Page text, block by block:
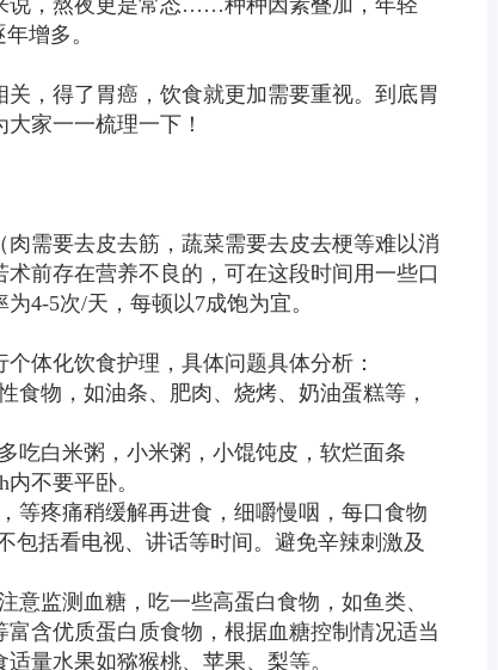
说，熬夜更是常态……种种因素叠加，年轻
增多。
，得了胃癌，饮食就更加需要重视。到底胃
家一一梳理一下！
需要去皮去筋，蔬菜需要去皮去梗等难以消
前存在营养不良的，可在这段时间用一些口
4-5次/天，每顿以7成饱为宜。
体化饮食护理，具体问题具体分析：
食物，如油条、肥肉、烧烤、奶油蛋糕等，
吃白米粥，小米粥，小馄饨皮，软烂面条
不要平卧。
等疼痛稍缓解再进食，细嚼慢咽，每口食物
包括看电视、讲话等时间。避免辛辣刺激及
意监测血糖，吃一些高蛋白食物，如鱼类、
含优质蛋白质食物，根据血糖控制情况适当
量水果如猕猴桃、苹果、梨等。